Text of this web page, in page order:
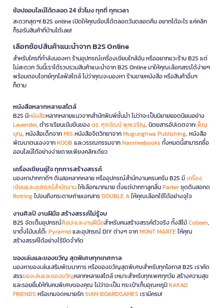
ช้อปออนไลน์ได้ตลอด 24 ชั่วโมง ทุกที่ ทุกเวลา
สะดวกสุดๆ! B2S online เปิดให้คุณช้อปได้ตลอดวันตลอดคืน อยากได้อะไร แค่คลิก
ก็รอรับสินค้าที่บ้านได้เลย!
เลือกช้อปสินค้าแนะนำจาก B2S Online
สำหรับใครที่กำลังมองหา ร้านอุปกรณ์เครื่องเขียนใกล้ฉัน หรืออยากแวะร้าน B2S แต่
ไม่สะดวก วันนี้เราได้รวบรวมสินค้าแนะนำจาก B2S Online มาให้คุณเลือกสรรได้ง่ายๆ
พร้อมตอบโจทย์ทุกไลฟ์สไตล์ ไม่ว่าคุณจะมองหา ร้านขายหนังสือ หรือสินค้าอื่นๆ
ก็ตาม
หนังสือหลากหลายสไตล์
B2S มีหนังสือหลากหลายแนวจากสำนักพิมพ์ชั้นนำ ไม่ว่าจะเป็นนิยายยอดนิยมอย่าง
Lavender, ตำราเรียนเข้มข้นของดร. ศุภวัฒน์ พุกเจริญ, นิตยสารอัปเดตจากเพ็ญ
บุญ, หนังสือเด็กจากMIS หนังสือจิตวิทยาจากMugunghwa Publishing, หนังสือ
พัฒนาตนเองจากKOOB และวรรณกรรมจากNanmeebooks ทั้งหมดนี้สามารถซื้อ
ออนไลน์ได้อย่างง่ายดายเพียงคลิกเดียว
เครื่องเขียนคู่ใจ ทุกการสร้างสรรค์
มองหาปากกาดีๆ ดินสอหลากหลาย หรืออุปกรณ์สำนักงานครบครัน B2S มีเครื่อง
เขียนและอุปกรณ์สำนักงานให้เลือกมากมาย ตั้งแต่ปากกาลูกลื่นParkerชุดดินสอกด
Rotringไปจนถึงกระดาษถ่ายเอกสารDOUBLE Aให้คุณเลือกใช้ได้อย่างจุใจ
งานศิลป์ งานฝีมือ สร้างสรรค์ไม่รู้จบ
B2S จัดเต็มอุปกรณ์ศิลปะและงานฝีมือสำหรับคนสร้างสรรค์ตัวจริง ทั้งสีไม้Colleen,
ขาตั้งไม้บนโต๊ะPyramidและอุปกรณ์ DIY ต่างๆ จากMONT MARTEให้คุณ
สร้างสรรค์ได้อย่างไร้ขีดจำกัด
ของเล่นและของขวัญ สุดพิเศษทุกเทศกาล
มองหาของเล่นเสริมพัฒนาการ หรือของขวัญสุดพิเศษสำหรับทุกโอกาส B2S เราคัด
สรรของเล่นและของขวัญหลากหลายสไตล์ เหมาะสำหรับทุกเพศทุกวัย สร้างความสุข
และรอยยิ้มให้กับคนพิเศษของคุณ ไม่ว่าจะเป็น กระเป๋าเก็บอุณหภูมิKAKAO
FRIENDS หรือเกมจดหมายรักSIAM BOARDGAMES เรามีครบ!